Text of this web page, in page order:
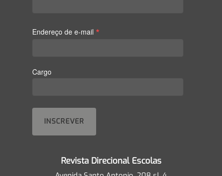
Endereço de e-mail *
Cargo
Revista Direcional Escolas